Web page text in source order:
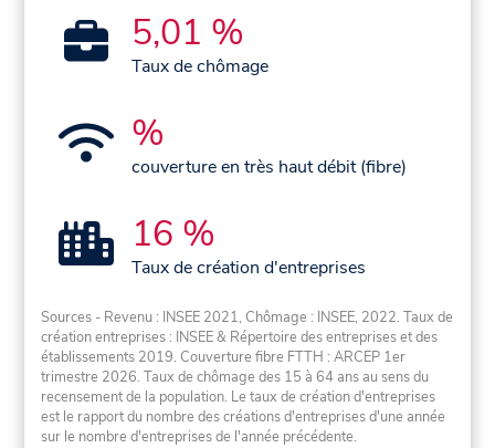
5,01 %
Taux de chômage
%
couverture en très haut débit (fibre)
16 %
Taux de création d'entreprises
Sources - Revenu : INSEE 2021, Chômage : INSEE, 2022. Taux de
création entreprises : INSEE & Répertoire des entreprises et des
établissements 2019. Couverture fibre FTTH : ARCEP 1er
trimestre 2026. Taux de chômage des 15 à 64 ans au sens du
recensement de la population. Le taux de création d'entreprises
est le rapport du nombre des créations d'entreprises d'une année
sur le nombre d'entreprises de l'année précédente.